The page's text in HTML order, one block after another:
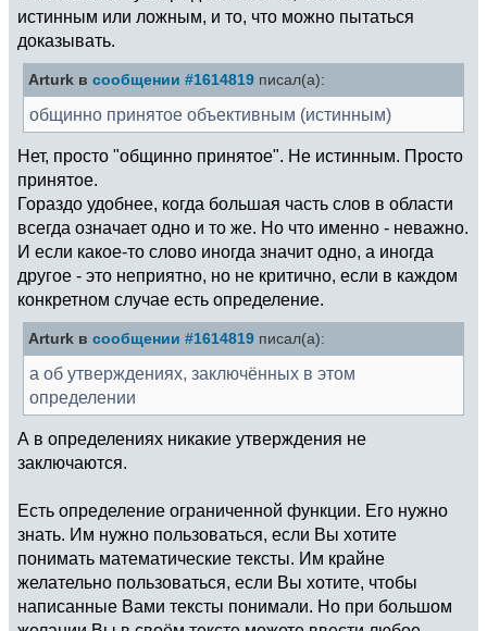
истинным или ложным, и то, что можно пытаться
доказывать.
Arturk в сообщении #1614819 писал(а):
общинно принятое объективным (истинным)
Нет, просто "общинно принятое". Не истинным. Просто
принятое.
Гораздо удобнее, когда большая часть слов в области
всегда означает одно и то же. Но что именно - неважно.
И если какое-то слово иногда значит одно, а иногда
другое - это неприятно, но не критично, если в каждом
конкретном случае есть определение.
Arturk в сообщении #1614819 писал(а):
а об утверждениях, заключённых в этом
определении
А в определениях никакие утверждения не
заключаются.
Есть определение ограниченной функции. Его нужно
знать. Им нужно пользоваться, если Вы хотите
понимать математические тексты. Им крайне
желательно пользоваться, если Вы хотите, чтобы
написанные Вами тексты понимали. Но при большом